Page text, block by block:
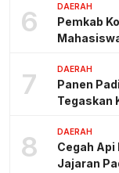
6 DAERAH
Pemkab
7 DAERAH
Panen
Tegaskan
8 DAERAH
Cegah
Jajaran